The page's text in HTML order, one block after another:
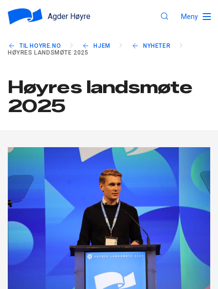
Agder Høyre Meny
TIL HOYRE.NO HJEM
NYHETER
HØYRES LANDSMØTE 2025
Høyres landsmøte
2025